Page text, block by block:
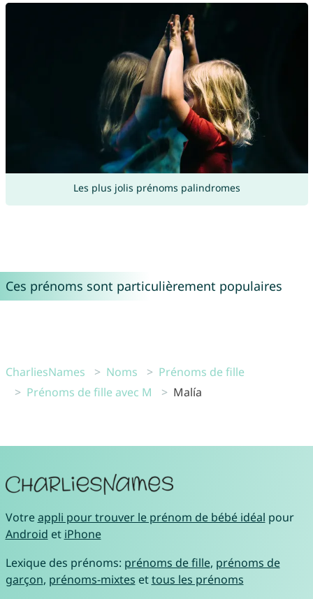
Les plus jolis prénoms palindromes
Ces prénoms sont particulièrement populaires
CharliesNames Noms
Prénoms de fille
Prénoms de fille avec M
Malía
Votreappli pour trouver le prénom de bébé idéal pour
Android et iPhone
Lexique des prénoms: prénoms de fille, prénoms de
garçon, prénoms-mixtes ettous les prénoms